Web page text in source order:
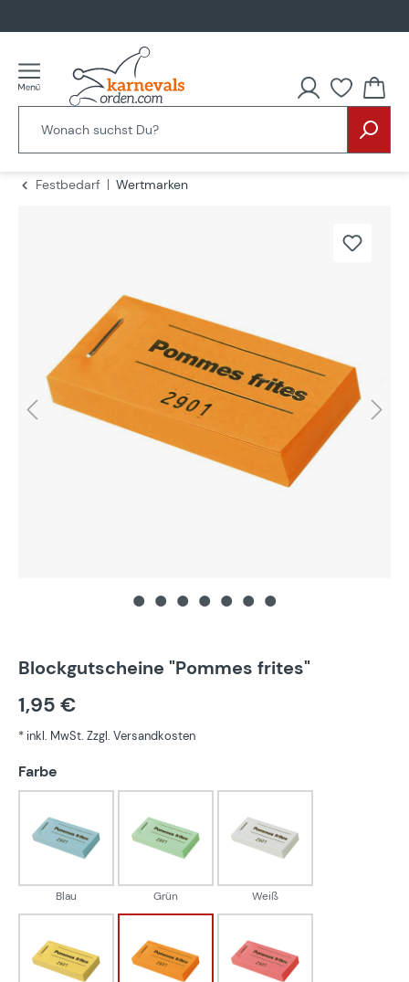
Festbedarf
Wertmarken
Blockgutscheine "Pommes frites"
1,95 €
* inkl. MwSt. Zzgl. Versandkosten
Farbe
Blau
Blau
Grün
Grün
Weiß
Weiß
gelb orange rot